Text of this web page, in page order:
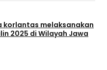
korlantas melaksanakan
2025 di Wilayah Jawa